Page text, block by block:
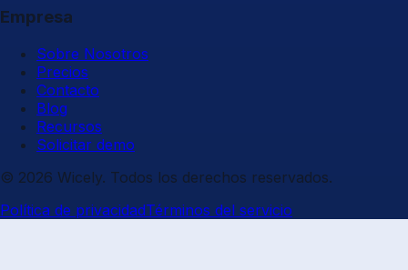
Empresa
Sobre Nosotros
Precios
Contacto
Blog
Recursos
Solicitar demo
© 2026 Wicely. Todos los derechos reservados.
Política de privacidadTérminos del servicio